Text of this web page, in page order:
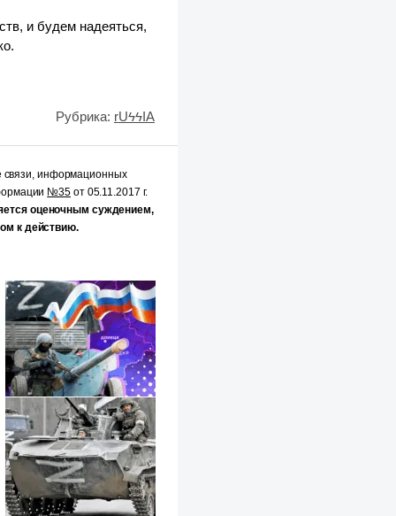
и будем надеяться,
Рубрика: rUϟϟIA
связи, информационных
№35от 05.11.2017 г.
оценочным суждением,
к действию.